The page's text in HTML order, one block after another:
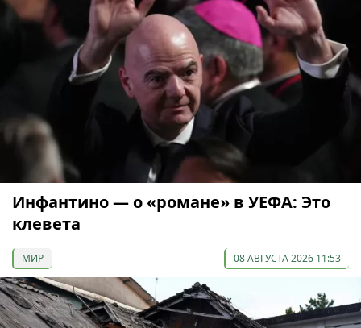
Инфантино — о «романе» в УЕФА: Это
клевета
МИР 08 АВГУСТА 2026 11:53